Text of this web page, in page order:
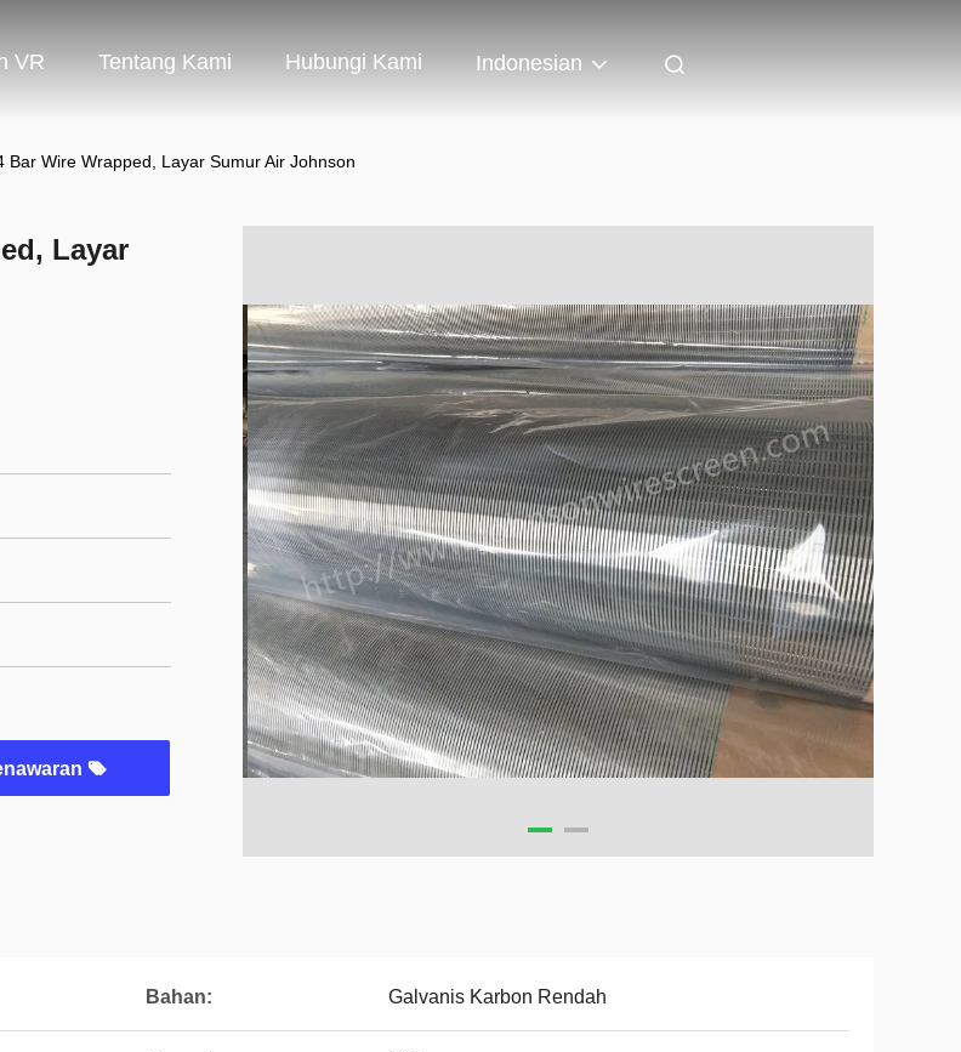
VR Tentang Kami Hubungi Kami Indonesian
Bar Wire Wrapped, Layar Sumur Air Johnson
Layar
Bahan: Galvanis Karbon Rendah